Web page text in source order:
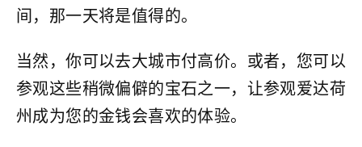
间，那一天将是值得的。
当然，你可以去大城市付高价。或者，您可以
参观这些稍微偏僻的宝石之一，让参观爱达荷
州成为您的金钱会喜欢的体验。